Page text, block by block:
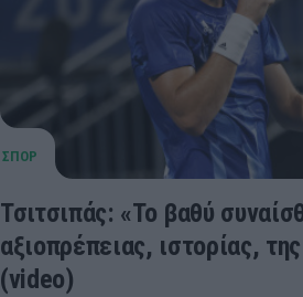
Τσιτσιπάς: «Το βαθύ
αξιοπρέπειας, ιστορίας,
(video)